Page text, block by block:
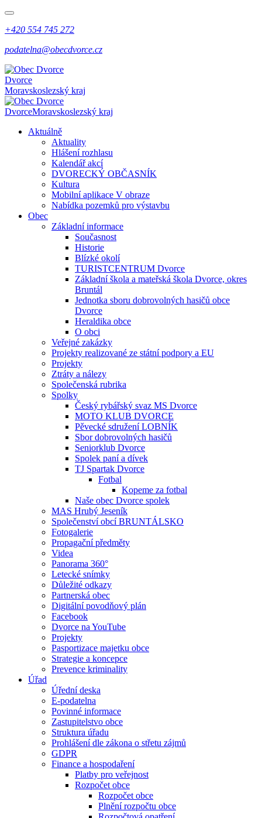
+420 554 745 272
podatelna@obecdvorce.cz
Dvorce
Moravskoslezský kraj
DvorceMoravskoslezský kraj
Aktuálně
Aktuality
Hlášení rozhlasu
Kalendář akcí
DVORECKÝ OBČASNÍK
Kultura
Mobilní aplikace V obraze
Nabídka pozemků pro výstavbu
Obec
Základní informace
Současnost
Historie
Blízké okolí
TURISTCENTRUM Dvorce
Základní škola a mateřská škola Dvorce, okres
Bruntál
Jednotka sboru dobrovolných hasičů obce
Dvorce
Heraldika obce
O obci
Veřejné zakázky
Projekty realizované ze státní podpory a EU
Projekty
Ztráty a nálezy
Společenská rubrika
Spolky
Český rybářský svaz MS Dvorce
MOTO KLUB DVORCE
Pěvecké sdružení LOBNÍK
Sbor dobrovolných hasičů
Seniorklub Dvorce
Spolek paní a dívek
TJ Spartak Dvorce
Fotbal
Kopeme za fotbal
Naše obec Dvorce spolek
MAS Hrubý Jeseník
Společenství obcí BRUNTÁLSKO
Fotogalerie
Propagační předměty
Videa
Panorama 360°
Letecké snímky
Důležité odkazy
Partnerská obec
Digitální povodňový plán
Facebook
Dvorce na YouTube
Projekty
Pasportizace majetku obce
Strategie a koncepce
Prevence kriminality
Úřad
Úřední deska
E-podatelna
Povinné informace
Zastupitelstvo obce
Struktura úřadu
Prohlášení dle zákona o střetu zájmů
GDPR
Finance a hospodaření
Platby pro veřejnost
Rozpočet obce
Rozpočet obce
Plnění rozpočtu obce